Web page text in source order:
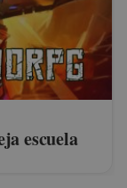
escuela